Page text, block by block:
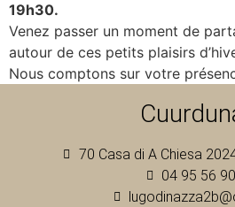
19h30.
Venez passer un moment de
autour de ces petits plaisirs
Nous comptons sur votre
70 Casa di A Chiesa
04 95 56